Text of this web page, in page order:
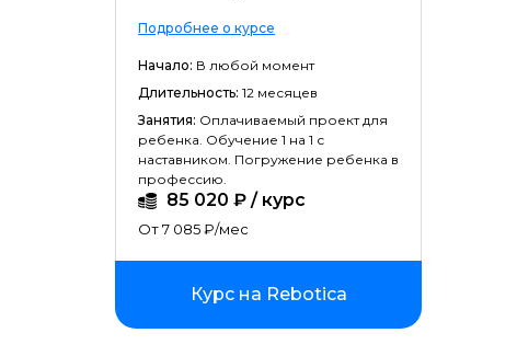
Подробнее о курсе
Начало: В любой момент
Длительность: 12 месяцев
Занятия: Оплачиваемый проект для
ребенка. Обучение 1 на 1 с
наставником. Погружение ребенка в
профессию.
85 020 ₽ / курс
От 7 085 ₽/мес
Курс на Rebotica